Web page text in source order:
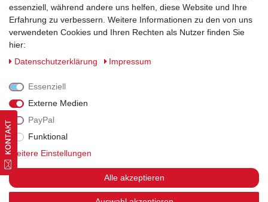
Widerrufsrecht | Datenschutzerklärung | AGB | Impressum
essenziell, während andere uns helfen, diese Website und Ihre
Erfahrung zu verbessern. Weitere Informationen zu den von uns
verwendeten Cookies und Ihren Rechten als Nutzer finden Sie
hier:
Daten­schutz­erklärung
Impressum
Essenziell
Externe Medien
PayPal
Funktional
Weitere Einstellungen
Alle akzeptieren